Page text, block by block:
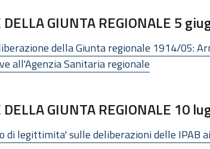
GIUNTA REGIONALE 5
della Giunta regionale 1914/05:
all'Agenzia Sanitaria regionale
GIUNTA REGIONALE 10
legittimita' sulle deliberazioni delle IPAB